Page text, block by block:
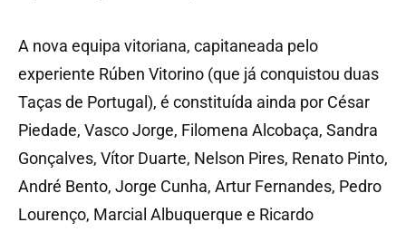
A nova equipa vitoriana, capitaneada pelo
experiente Rúben Vitorino (que já conquistou duas
Taças de Portugal), é constituída ainda por César
Piedade, Vasco Jorge, Filomena Alcobaça, Sandra
Gonçalves, Vítor Duarte, Nelson Pires, Renato Pinto,
André Bento, Jorge Cunha, Artur Fernandes, Pedro
Lourenço, Marcial Albuquerque e Ricardo